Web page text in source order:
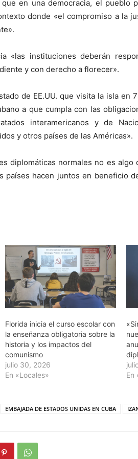
en una democracia, el pueblo
donde «el compromiso a la
«las instituciones deberán
y con derecho a florecer».
de EE.UU. que visita la isla en
a que cumpla con las
interamericanos y de
y otros países de las Américas».
diplomáticas normales no es algo
países hacen juntos en beneficio
Florida inicia el curso escolar con
la enseñanza obligatoria sobre la
historia y los impactos del
comunismo
julio 30, 2026
En «Locales»
En
EMBAJADA DE ESTADOS UNIDAS EN CUBA